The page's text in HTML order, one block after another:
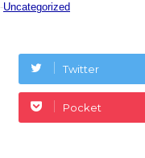
-Uncategorized
Twitter
Pocket